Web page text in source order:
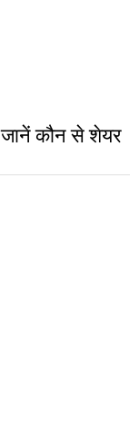
कौन से शेयर